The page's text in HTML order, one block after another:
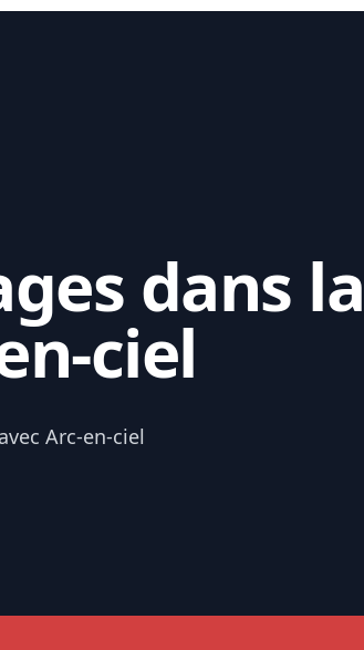
dans
ciel
Arc-en-ciel